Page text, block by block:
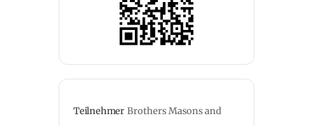
Teilnehmer Brothers Masons and